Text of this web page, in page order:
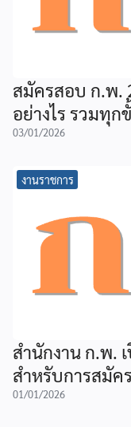
สมัครสอบ ก.พ.
อย่างไร รวมทุ
03/01/2026
งานราชการ
สำนักงาน ก.พ.
สำหรับการสมัค
01/01/2026